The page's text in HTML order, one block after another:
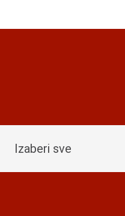
Izaberi sve